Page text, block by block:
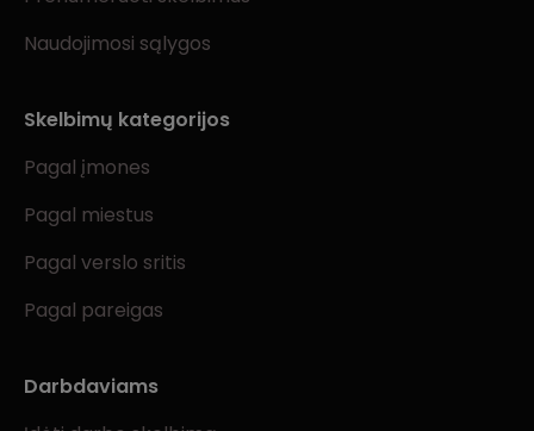
Naudojimosi sąlygos
Skelbimų kategorijos
Pagal įmones
Pagal miestus
Pagal verslo sritis
Pagal pareigas
Darbdaviams